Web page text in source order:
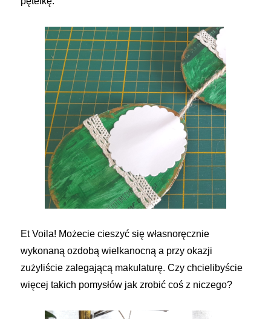
Et Voila! Możecie cieszyć się własnoręcznie
wykonaną ozdobą wielkanocną a przy okazji
zużyliście zalegającą makulaturę. Czy chcielibyście
więcej takich pomysłów jak zrobić coś z niczego?